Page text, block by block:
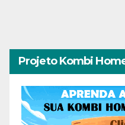
Projeto Kombi